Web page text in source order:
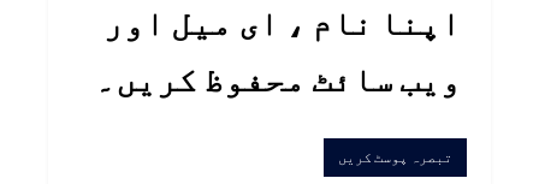
اپنا نام ، ای میل اور
ویب سائٹ محفوظ کریں۔